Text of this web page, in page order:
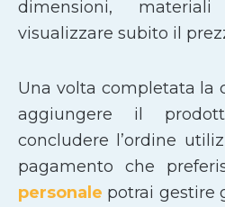
dimensioni,
visualizzare subito il
Una volta completata la
aggiungere il
concludere l’ordine
pagamento che
personale potrai gestire